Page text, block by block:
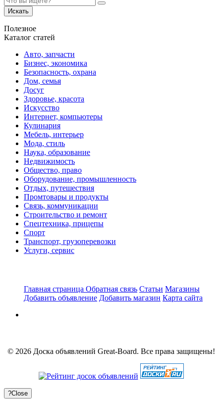
Искать
Полезное
Каталог статей
Авто, запчасти
Бизнес, экономика
Безопасность, охрана
Дом, семья
Досуг
Здоровье, красота
Искусство
Интернет, компьютеры
Кулинария
Мебель, интерьер
Мода, стиль
Наука, образование
Недвижимость
Общество, право
Оборудование, промышленность
Отдых, путешествия
Промтовары и продукты
Связь, коммуникации
Строительство и ремонт
Спецтехника, прицепы
Спорт
Транспорт, грузоперевозки
Услуги, сервис
Главная страница Обратная связь Статьи Магазины
Добавить объявление Добавить магазин Карта сайта
© 2026 Доска объявлений Great-Board. Все права защищены!
?Close